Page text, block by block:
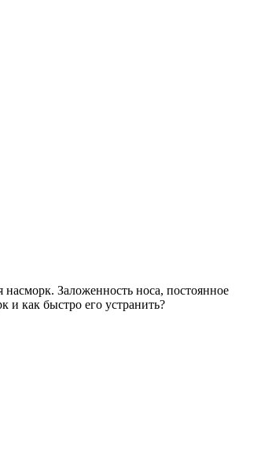
Заложенность носа, постоянное
и как быстро его устранить?